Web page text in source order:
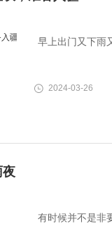
早上出门又下雨
2024-03-26
夜
有时候并不是非